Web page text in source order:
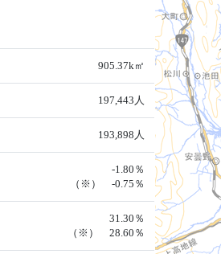
905.37k㎡
197,443人
193,898人
-1.80％
（※） -0.75％
31.30％
（※） 28.60％